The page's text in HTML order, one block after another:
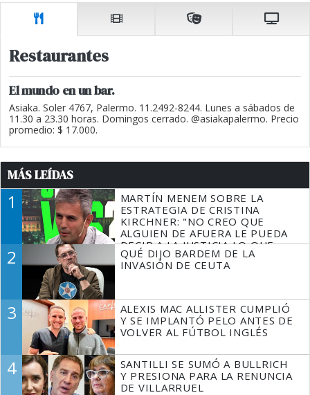
Restaurantes
El mundo en un bar.
Asiaka. Soler 4767, Palermo. 11.2492-8244. Lunes a sábados de
11.30 a 23.30 horas. Domingos cerrado. @asiakapalermo. Precio
promedio: $ 17.000.
MÁS LEÍDAS
1
MARTÍN MENEM SOBRE LA
ESTRATEGIA DE CRISTINA
KIRCHNER: "NO CREO QUE
ALGUIEN DE AFUERA LE PUEDA
DECIR A LA JUSTICIA LO QUE
TIENE QUE HACER"
2
QUÉ DIJO BARDEM DE LA
INVASIÓN DE CEUTA
3
ALEXIS MAC ALLISTER CUMPLIÓ
Y SE IMPLANTÓ PELO ANTES DE
VOLVER AL FÚTBOL INGLÉS
4
SANTILLI SE SUMÓ A BULLRICH
Y PRESIONA PARA LA RENUNCIA
DE VILLARRUEL